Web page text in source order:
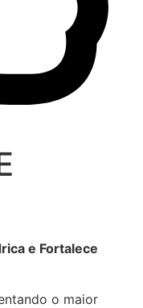
e Fortalece
o maior